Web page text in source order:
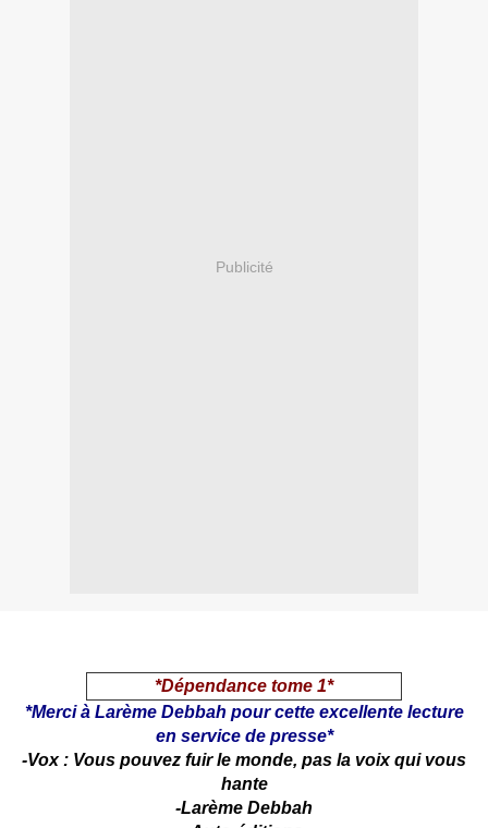
Publicité
*Dépendance tome 1*
*Merci à Larème Debbah pour cette excellente lecture
en service de presse*
-Vox : Vous pouvez fuir le monde, pas la voix qui vous
hante
-Larème Debbah